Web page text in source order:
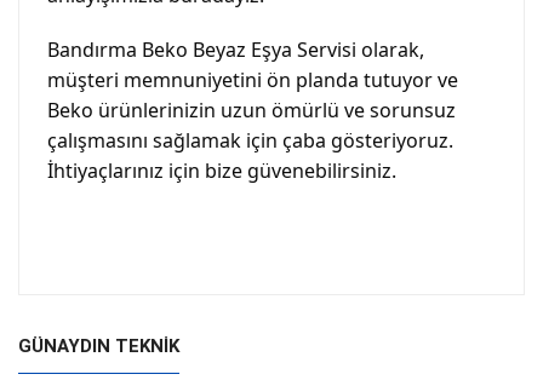
Bandırma Beko Beyaz Eşya Servisi olarak,
müşteri memnuniyetini ön planda tutuyor ve
Beko ürünlerinizin uzun ömürlü ve sorunsuz
çalışmasını sağlamak için çaba gösteriyoruz.
İhtiyaçlarınız için bize güvenebilirsiniz.
GÜNAYDIN TEKNİK